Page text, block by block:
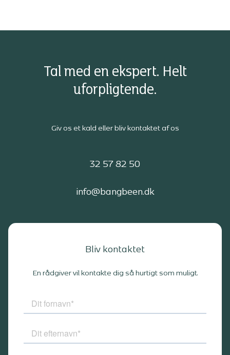
Tal med en ekspert. Helt
uforpligtende.
Giv os et kald eller bliv kontaktet af os
32 57 82 50
info@bangbeen.dk
Bliv kontaktet
En rådgiver vil kontakte dig så hurtigt som muligt.